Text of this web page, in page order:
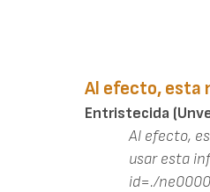
Al efecto, esta
Entristecida
Al efecto,
usar esta
id=./